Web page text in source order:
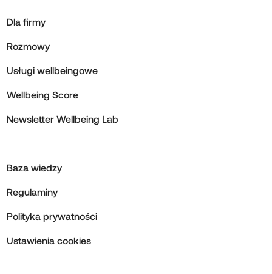
Dla firmy
Rozmowy
Usługi wellbeingowe
Wellbeing Score
Newsletter Wellbeing Lab
Baza wiedzy
Regulaminy
Polityka prywatności
Ustawienia cookies